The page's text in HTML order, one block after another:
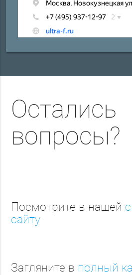
Остались
вопросы?
Посмотрите в нашей
сайту
Загляните в полный